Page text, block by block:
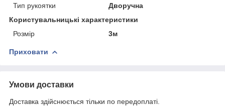
Тип рукоятки
Дворучна
Користувальницькі характеристики
Розмір
3м
Приховати
Умови доставки
Доставка здійснюється тільки по передоплаті.